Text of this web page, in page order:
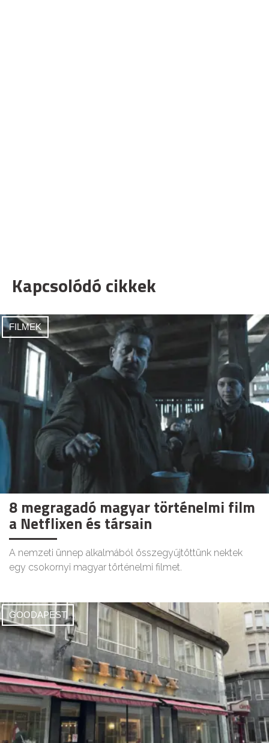
Kapcsolódó cikkek
FILMEK
8 megragadó magyar történelmi film
a Netflixen és társain
A nemzeti ünnep alkalmából összegyűjtöttünk nektek
egy csokornyi magyar történelmi filmet.
GOODAPEST